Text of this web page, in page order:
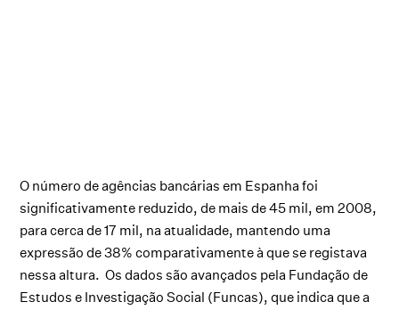
O número de agências bancárias em Espanha foi
significativamente reduzido, de mais de 45 mil, em 2008,
para cerca de 17 mil, na atualidade, mantendo uma
expressão de 38% comparativamente à que se registava
nessa altura. Os dados são avançados pela Fundação de
Estudos e Investigação Social (Funcas), que indica que a